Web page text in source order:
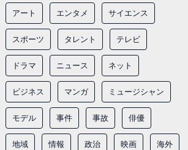
アート エンタメ サイエンス
スポーツ タレント テレビ
ドラマ ニュース ネット
ビジネス マンガ ミュージシャン
モデル 事件 事故 俳優
地域 情報 政治 映画 海外